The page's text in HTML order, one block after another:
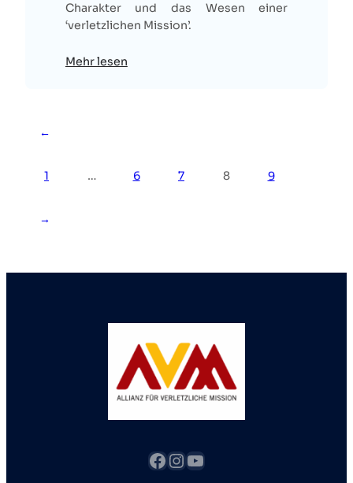
Charakter und das Wesen einer
‘verletzlichen Mission’.
Mehr lesen
←
1 … 6 7 8 9
→
Facebook InstagramYouTube